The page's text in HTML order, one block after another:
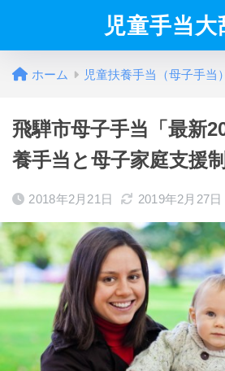
児童手当大
ホーム 児童扶養手当（母子手当
飛騨市母子手当「最新
養手当と母子家庭支援制
2018年2月21日 2019年2月27日